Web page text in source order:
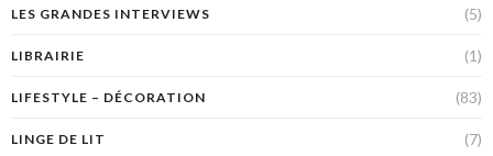
LES GRANDES INTERVIEWS (5)
LIBRAIRIE (1)
LIFESTYLE – DÉCORATION (83)
LINGE DE LIT (7)